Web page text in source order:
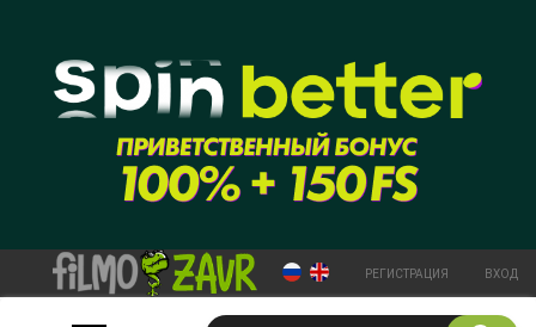
РЕГИСТРАЦИЯ ВХОД